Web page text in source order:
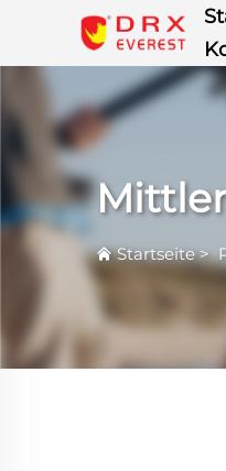
Startseite>